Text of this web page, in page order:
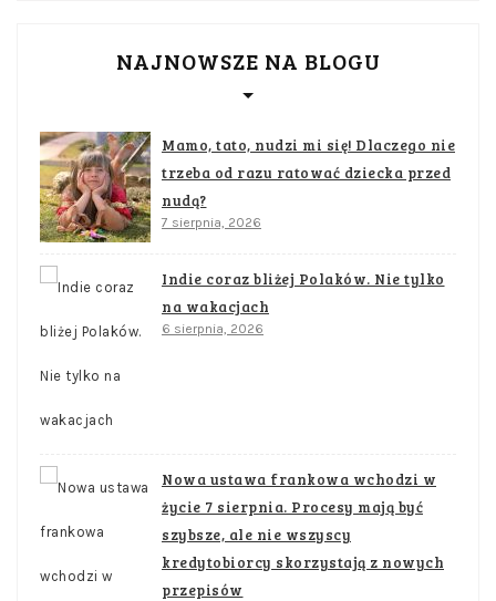
NAJNOWSZE NA BLOGU
Mamo, tato, nudzi mi się! Dlaczego nie
trzeba od razu ratować dziecka przed
nudą?
7 sierpnia, 2026
Indie coraz bliżej Polaków. Nie tylko
na wakacjach
6 sierpnia, 2026
Nowa ustawa frankowa wchodzi w
życie 7 sierpnia. Procesy mają być
szybsze, ale nie wszyscy
kredytobiorcy skorzystają z nowych
przepisów